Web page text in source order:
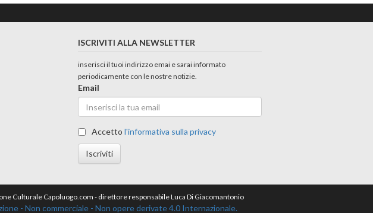
ISCRIVITI ALLA NEWSLETTER
inserisci il tuoi indirizzo emai e sarai informato
periodicamente con le nostre notizie.
Email
Accettol'informativa sulla privacy
Iscriviti
Culturale Capoluogo.com - direttore responsabile Luca Di Giacomantonio
- Non commerciale - Non opere derivate 4.0 Internazionale.